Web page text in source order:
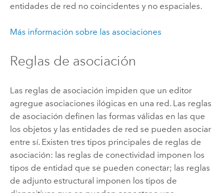
entidades de red no coincidentes y no espaciales.
Más información sobre las asociaciones
Reglas de asociación
Las reglas de asociación impiden que un editor
agregue asociaciones ilógicas en una red. Las reglas
de asociación definen las formas válidas en las que
los objetos y las entidades de red se pueden asociar
entre sí. Existen tres tipos principales de reglas de
asociación: las reglas de conectividad imponen los
tipos de entidad que se pueden conectar; las reglas
de adjunto estructural imponen los tipos de